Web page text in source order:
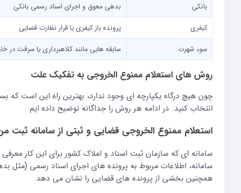
بانکی
بدهی معوق و اجرای اسناد رسمی بانکی
کیفری
پرونده باز کیفری یا قرار نظارت قضایی
سوء شهرت
سابقه هایی مانند کلاهبرداری یا سرقت در
روش های استعلام ممنوع الخروجی به تفکیک علت
چون هیچ درگاه یکپارچه ای وجود ندارد، بهترین راه این است
انتخاب کنید. در ادامه هر روش را جداگانه توضیح داده ایم.
استعلام ممنوع الخروجی قضایی و ثبتی از سامانه ثبت
سامانه، اطلاعات مربوط به پرونده های اجرای اسناد رسمی (مثل
همچنین بخشی از پرونده های قضایی را نشان می دهد.